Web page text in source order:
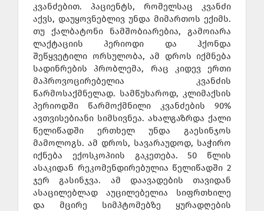
კვანძებით. პაციენტს, რომელსაც კვანძი
აქვს, დაუყოვნებლივ უნდა მიმართოს ექიმს.
თუ ქალბატონი ნამშობიარებია, გამოიარა
ლაქტაციის პერიოდი და ჰქონდა
შეწყვეტილი ორსულობა, ამ დროს იქმნება
სადინრების პრობლემა, რაც კიდევ ერთი
მაპროვოცირებელია კვანძის
წარმოსაქმნელად. სამწუხაროდ, კლიმაქსის
პერიოდში წარმოქმნილი კვანძების 90%
ავთვისებიანი სიმსივნეა. ახალგაზრდა ქალი
წელიწადში ერთხელ უნდა გაესინჯოს
მამოლოგს. ამ დროს, სავარაუდოდ, საჭირო
იქნება ექოსკოპიის გაკეთება. 50 წლის
ასაკიდან რეკომენდირებულია წელიწადში 2
ჯერ გასინჯვა. ამ დაავადების თავიდან
ასაცილებლად აუცილებელია სიფრთხილე
და მცირე სიმპტომებზე ყურადღების